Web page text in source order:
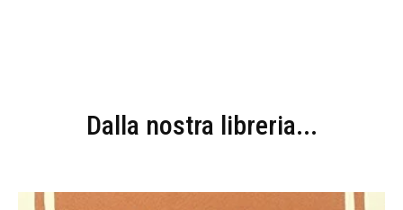
Dalla nostra libreria...